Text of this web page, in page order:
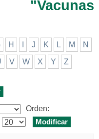
H J K L M N
V W X Y Z
Orden: